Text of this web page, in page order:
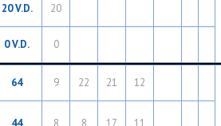
20 V.D. 20
0 V.D. 0
64 9 22 21
12
44 8 8 17 11